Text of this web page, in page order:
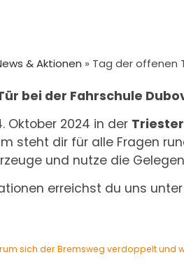
& Aktionen » Tag der offenen
bei der Fahrschule
Oktober 2024 in der
steht dir für alle Fragen
und nutze die
erreichst du uns unter